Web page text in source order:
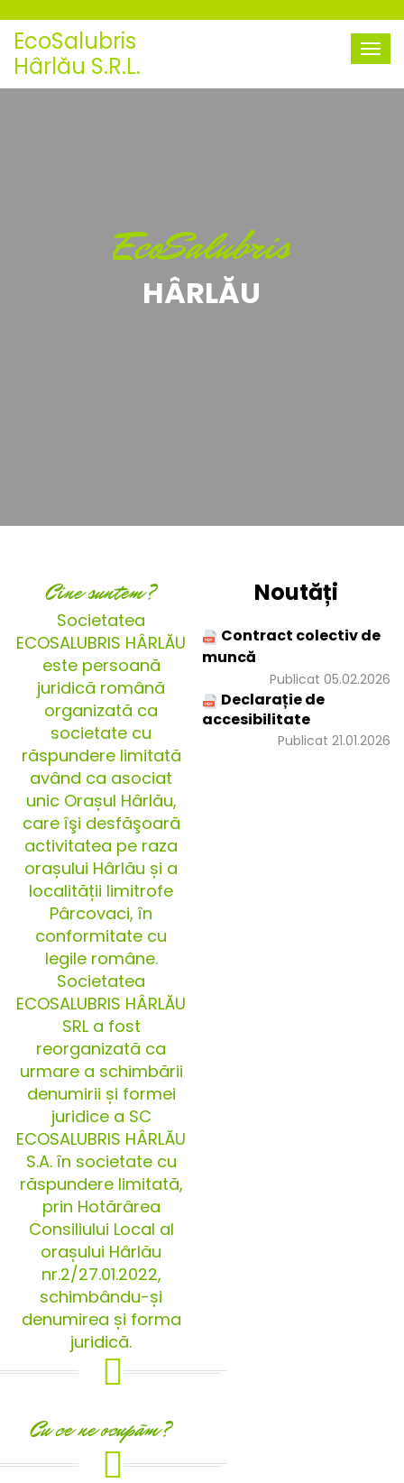
EcoSalubris
Hârlău S.R.L.
EcoSalubris
HÂRLĂU
Cine suntem?
Societatea
ECOSALUBRIS HÂRLĂU
este persoană
juridică română
organizată ca
societate cu
răspundere limitată
având ca asociat
unic Orașul Hârlău,
care îşi desfăşoară
activitatea pe raza
orașului Hârlău și a
localității limitrofe
Pârcovaci, în
conformitate cu
legile române.
Societatea
ECOSALUBRIS HÂRLĂU
SRL a fost
reorganizată ca
urmare a schimbării
denumirii și formei
juridice a SC
ECOSALUBRIS HÂRLĂU
S.A. în societate cu
răspundere limitată,
prin Hotărârea
Consiliului Local al
orașului Hârlău
nr.2/27.01.2022,
schimbându-și
denumirea și forma
juridică.
Cu ce ne ocupãm?
Noutăți
Contract colectiv de
muncă
Publicat 05.02.2026
Declarație de
accesibilitate
Publicat 21.01.2026